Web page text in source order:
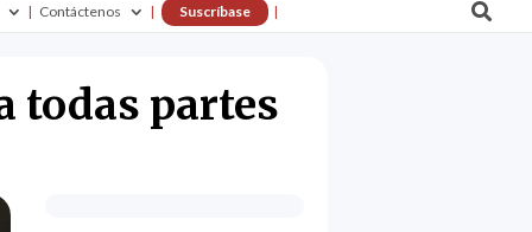
Contáctenos Suscríbase 
todas partes